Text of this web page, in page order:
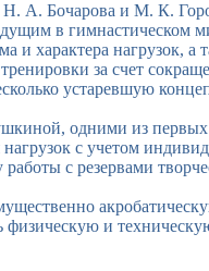
Н. А. Бочарова и М. К.
в гимнастическом
и характера нагрузок, а
за счет
устаревшую
одними из первых
с учетом
с резервами
и